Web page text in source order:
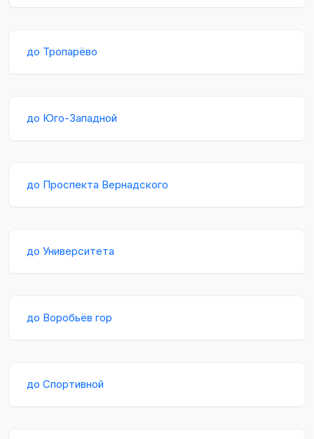
до Тропарёво
до Юго-Западной
до Проспекта Вернадского
до Университета
до Воробьёв гор
до Спортивной